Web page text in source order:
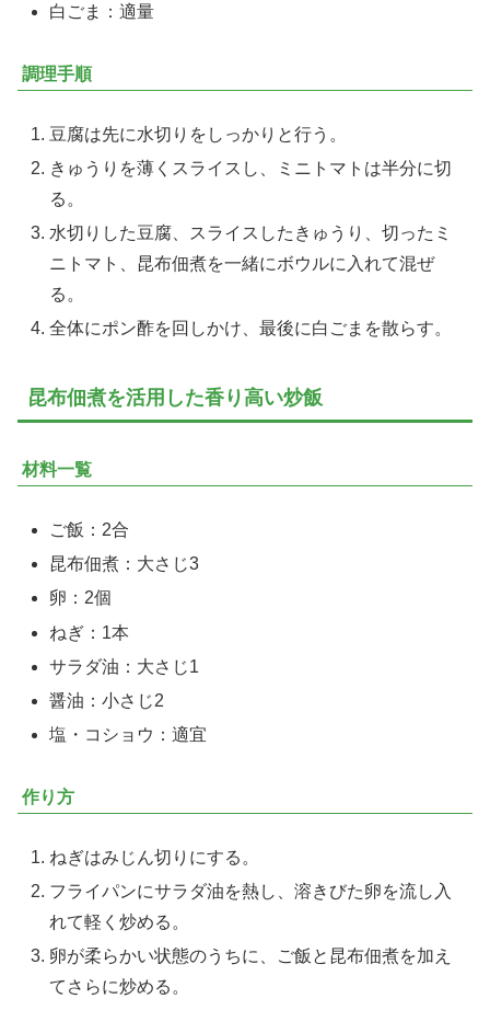
白ごま：適量
調理手順
豆腐は先に水切りをしっかりと行う。
きゅうりを薄くスライスし、ミニトマトは半分に切
る。
水切りした豆腐、スライスしたきゅうり、切ったミ
ニトマト、昆布佃煮を一緒にボウルに入れて混ぜ
る。
全体にポン酢を回しかけ、最後に白ごまを散らす。
昆布佃煮を活用した香り高い炒飯
材料一覧
ご飯：2合
昆布佃煮：大さじ3
卵：2個
ねぎ：1本
サラダ油：大さじ1
醤油：小さじ2
塩・コショウ：適宜
作り方
ねぎはみじん切りにする。
フライパンにサラダ油を熱し、溶きびた卵を流し入
れて軽く炒める。
卵が柔らかい状態のうちに、ご飯と昆布佃煮を加え
てさらに炒める。